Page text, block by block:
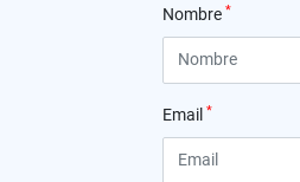
Nombre *
Email *